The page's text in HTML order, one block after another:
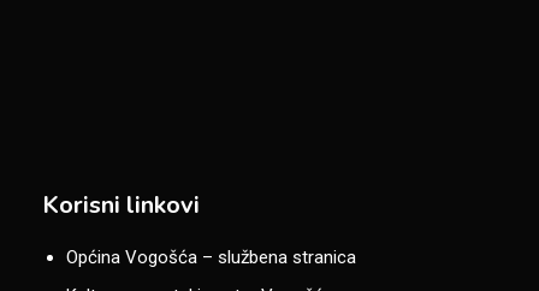
Korisni linkovi
Općina Vogošća – službena stranica